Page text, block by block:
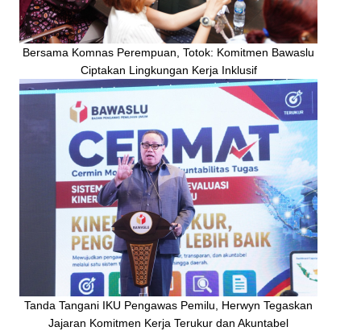
Bersama Komnas Perempuan, Totok: Komitmen Bawaslu
Ciptakan Lingkungan Kerja Inklusif
Tanda Tangani IKU Pengawas Pemilu, Herwyn Tegaskan
Jajaran Komitmen Kerja Terukur dan Akuntabel